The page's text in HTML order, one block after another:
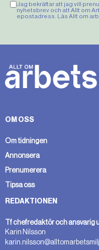
Jag bekräftar att jag vill
nyhetsbrev och att Allt om
epostadress. Läs Allt om
OM OSS
Om tidningen
Annonsera
Prenumerera
Tipsa oss
REDAKTIONEN
Tf chefredaktör och ansvarig
Karin Nilsson